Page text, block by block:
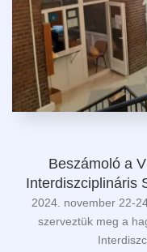
Beszámoló a
Interdiszciplináris
2024. november 22-
szerveztük meg a